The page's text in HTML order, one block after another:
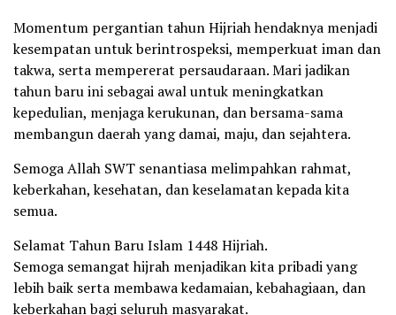
Momentum pergantian tahun Hijriah hendaknya menjadi
kesempatan untuk berintrospeksi, memperkuat iman dan
takwa, serta mempererat persaudaraan. Mari jadikan
tahun baru ini sebagai awal untuk meningkatkan
kepedulian, menjaga kerukunan, dan bersama-sama
membangun daerah yang damai, maju, dan sejahtera.
Semoga Allah SWT senantiasa melimpahkan rahmat,
keberkahan, kesehatan, dan keselamatan kepada kita
semua.
Selamat Tahun Baru Islam 1448 Hijriah.
Semoga semangat hijrah menjadikan kita pribadi yang
lebih baik serta membawa kedamaian, kebahagiaan, dan
keberkahan bagi seluruh masyarakat.